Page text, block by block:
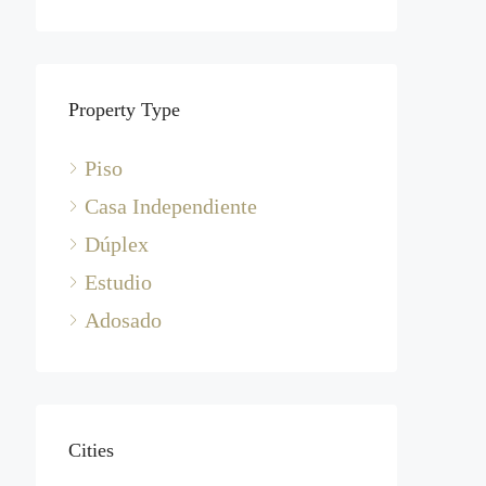
Property Type
Piso
Casa Independiente
Dúplex
Estudio
Adosado
Cities